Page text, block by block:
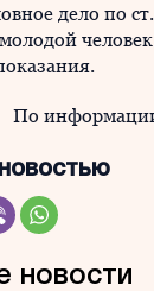
дело по
По
новости